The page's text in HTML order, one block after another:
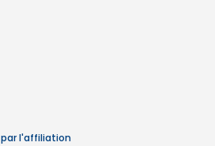
l'affiliation